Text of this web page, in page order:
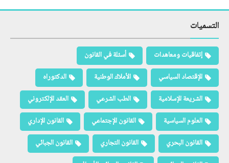
التسميات
إتفاقيات ومعاهدات
أسئلة في القانون
الإقتصاد السياسي
الأملاك الوطنية
الدكتوراه
الشريعة الإسلامية
الطب الشرعي
العقد الإلكتروني
العلوم السياسية
القانون الإجتماعي
القانون الإداري
القانون البحري
القانون التجاري
القانون الجبائي